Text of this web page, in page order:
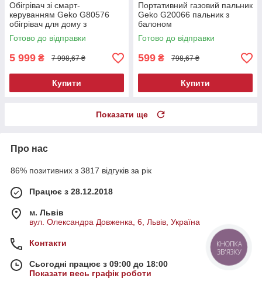
Обігрівач зі смарт-
керуванням Geko G80576
обігрівач для дому з
дистанційним керуванням
Готово до відправки
5 999 ₴ 7 998,67 ₴
Купити
Портативний газовий пальник
Geko G20066 пальник з
балоном
Готово до відправки
599 ₴ 798,67 ₴
Купити
Показати ще
Про нас
86% позитивних з 3817 відгуків за рік
Працює з 28.12.2018
м. Львів
вул. Олександра Довженка, 6, Львів, Україна
Контакти
Сьогодні працює з 09:00 до 18:00
Показати весь графік роботи
КНОПКА
ЗВ'ЯЗКУ